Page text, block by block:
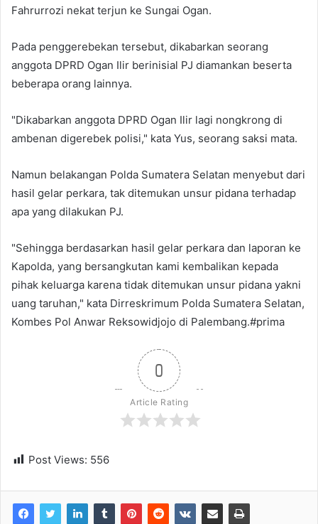
Fahrurrozi nekat terjun ke Sungai Ogan.
Pada penggerebekan tersebut, dikabarkan seorang
anggota DPRD Ogan Ilir berinisial PJ diamankan beserta
beberapa orang lainnya.
"Dikabarkan anggota DPRD Ogan Ilir lagi nongkrong di
ambenan digerebek polisi," kata Yus, seorang saksi mata.
Namun belakangan Polda Sumatera Selatan menyebut dari
hasil gelar perkara, tak ditemukan unsur pidana terhadap
apa yang dilakukan PJ.
"Sehingga berdasarkan hasil gelar perkara dan laporan ke
Kapolda, yang bersangkutan kami kembalikan kepada
pihak keluarga karena tidak ditemukan unsur pidana yakni
uang taruhan," kata Dirreskrimum Polda Sumatera Selatan,
Kombes Pol Anwar Reksowidjojo di Palembang.#prima
0
Article Rating
Post Views: 556